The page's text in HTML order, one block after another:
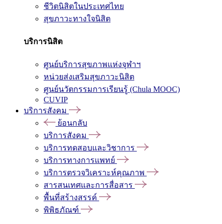
ชีวิตนิสิตในประเทศไทย
สุขภาวะทางใจนิสิต
บริการนิสิต
ศูนย์บริการสุขภาพแห่งจุฬาฯ
หน่วยส่งเสริมสุขภาวะนิสิต
ศูนย์นวัตกรรมการเรียนรู้ (Chula MOOC)
CUVIP
บริการสังคม
ย้อนกลับ
บริการสังคม
บริการทดสอบและวิชาการ
บริการทางการแพทย์
บริการตรวจวิเคราะห์คุณภาพ
สารสนเทศและการสื่อสาร
พื้นที่สร้างสรรค์
พิพิธภัณฑ์